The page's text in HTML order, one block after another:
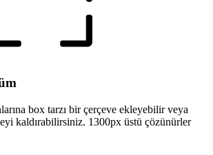
box tarzı bir çerçeve ekleyebilir veya
kaldırabilirsiniz. 1300px üstü çözünürler